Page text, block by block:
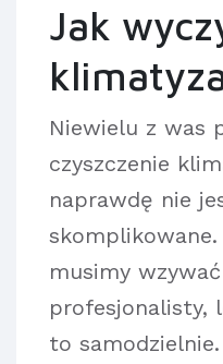
Jak
Niewielu z was
czyszczenie
naprawdę nie
musimy
profesjonalisty,
to